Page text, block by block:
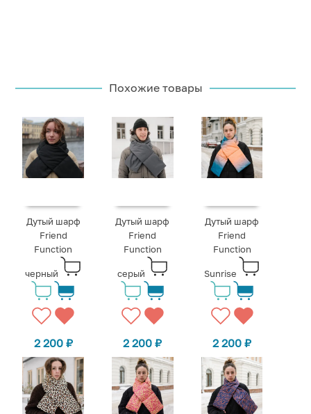
Похожие товары
Дутый шарф
Friend
Function
черный
2 200 ₽
Дутый шарф
Friend
Function
серый
2 200₽
Дутый шарф
Friend
Function
Sunrise
2 200₽